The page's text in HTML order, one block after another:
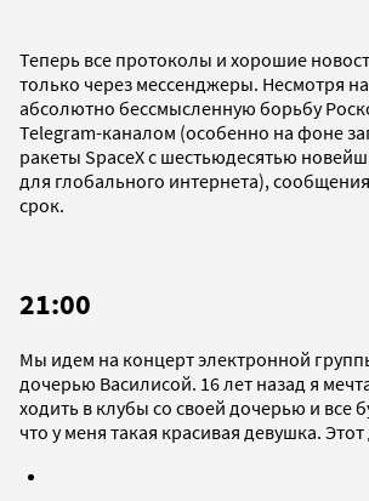
Теперь все протоколы и хорошие
только через мессенджеры. Несмотря
абсолютно бессмысленную борьбу
Telegram-каналом (особенно на фоне
ракеты SpaceX с шестьюдесятью
для глобального интернета),
срок.
21:00
Мы идем на концерт электронной
дочерью Василисой. 16 лет назад я
ходить в клубы со своей дочерью и все
что у меня такая красивая девушка.